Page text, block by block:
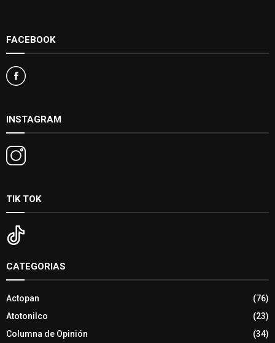
FACEBOOK
INSTAGRAM
TIK TOK
CATEGORIAS
Actopan
(76)
Atotonilco
(23)
Columna de Opinión
(34)